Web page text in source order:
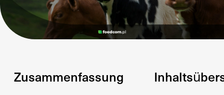
Zusammenfassung